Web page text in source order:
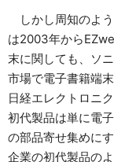
しかし周知のよ
は2003年から
末に関しても、ソ
市場で電子書籍端
日経エレクトロニ
初代製品は単に電
の部品寄せ集めに
企業の初代製品の